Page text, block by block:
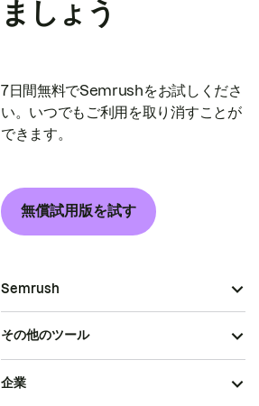
ましょう
7日間無料でSemrushをお試しくださ
い。いつでもご利用を取り消すことが
できます。
無償試用版を試す
Semrush
その他のツール
企業